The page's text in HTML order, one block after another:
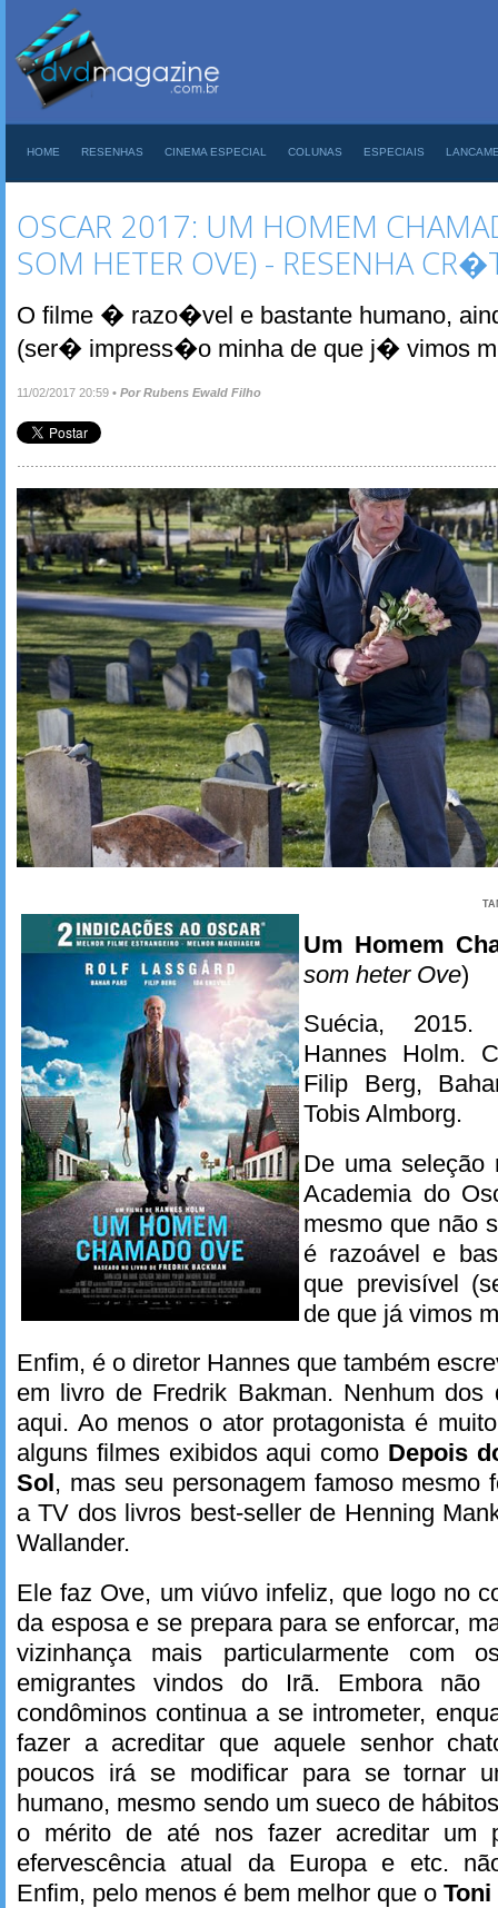
HOME RESENHAS CINEMA ESPECIAL COLUNAS ESPECIAIS
OSCAR 2017: UM HOMEM
SOM HETER OVE) - RESENHA
O filme � razo�vel e bastante humano,
(ser� impress�o minha de que j� vimos
11/02/2017 20:59 • Por Rubens Ewald Filho
Um Homem
som heter Ove)
Suécia,
Hannes Holm.
Filip Berg,
Tobis Almborg.
De uma seleção
Academia do
mesmo que não
é razoável e
que previsível
de que já vimos
Enfim, é o diretor Hannes que também
em livro de Fredrik Bakman. Nenhum dos
aqui. Ao menos o ator protagonista é
alguns filmes exibidos aqui como Depois
Sol , mas seu personagem famoso mesmo
a TV dos livros best-seller de Henning
Wallander.
Ele faz Ove, um viúvo infeliz, que logo no
da esposa e se prepara para se enforcar,
vizinhança mais particularmente com
emigrantes vindos do Irã. Embora
condôminos continua a se intrometer,
fazer a acreditar que aquele senhor
poucos irá se modificar para se tornar
humano, mesmo sendo um sueco de
o mérito de até nos fazer acreditar um
efervescência atual da Europa e etc.
Enfim, pelo menos é bem melhor que o